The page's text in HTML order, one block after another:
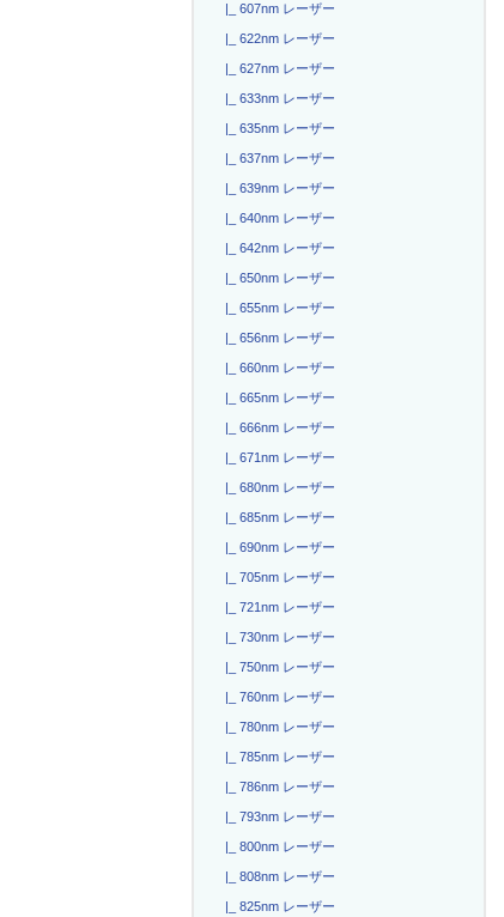
|_ 607nm レーザー
|_ 622nm レーザー
|_ 627nm レーザー
|_ 633nm レーザー
|_ 635nm レーザー
|_ 637nm レーザー
|_ 639nm レーザー
|_ 640nm レーザー
|_ 642nm レーザー
|_ 650nm レーザー
|_ 655nm レーザー
|_ 656nm レーザー
|_ 660nm レーザー
|_ 665nm レーザー
|_ 666nm レーザー
|_ 671nm レーザー
|_ 680nm レーザー
|_ 685nm レーザー
|_ 690nm レーザー
|_ 705nm レーザー
|_ 721nm レーザー
|_ 730nm レーザー
|_ 750nm レーザー
|_ 760nm レーザー
|_ 780nm レーザー
|_ 785nm レーザー
|_ 786nm レーザー
|_ 793nm レーザー
|_ 800nm レーザー
|_ 808nm レーザー
|_ 825nm レーザー